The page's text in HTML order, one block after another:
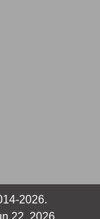
2026.
22, 2026